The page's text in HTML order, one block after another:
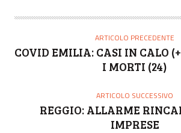
T
R
ARTICOLO PRECEDENTE
COVID EMILIA: CASI IN CALO
I MORTI (24)
ARTICOLO SUCCESSIVO
REGGIO: ALLARME
IMPRESE